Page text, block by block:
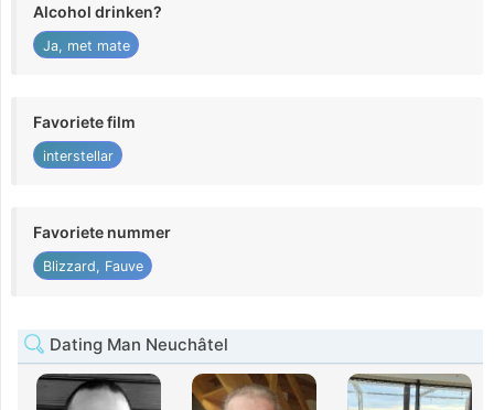
Alcohol drinken?
Ja, met mate
Favoriete film
interstellar
Favoriete nummer
Blizzard, Fauve
Dating Man Neuchâtel